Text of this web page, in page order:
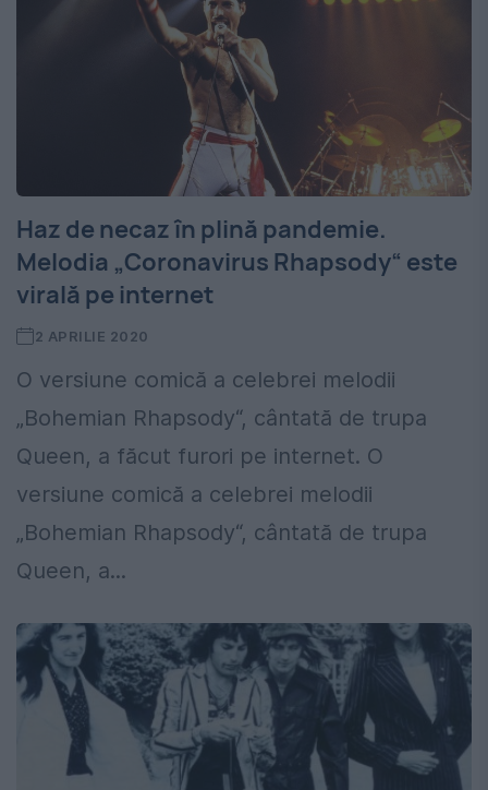
Haz de necaz în plină pandemie.
Melodia „Coronavirus Rhapsody“ este
virală pe internet
2 APRILIE 2020
O versiune comică a celebrei melodii
„Bohemian Rhapsody“, cântată de trupa
Queen, a făcut furori pe internet. O
versiune comică a celebrei melodii
„Bohemian Rhapsody“, cântată de trupa
Queen, a...